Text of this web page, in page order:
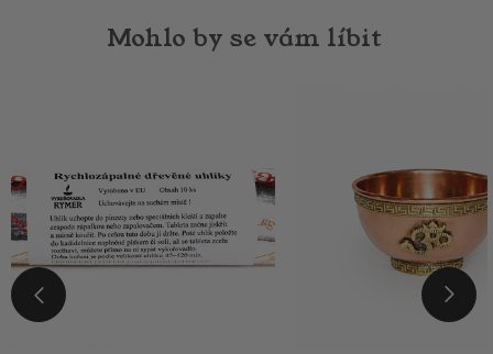
Mohlo by se vám líbit